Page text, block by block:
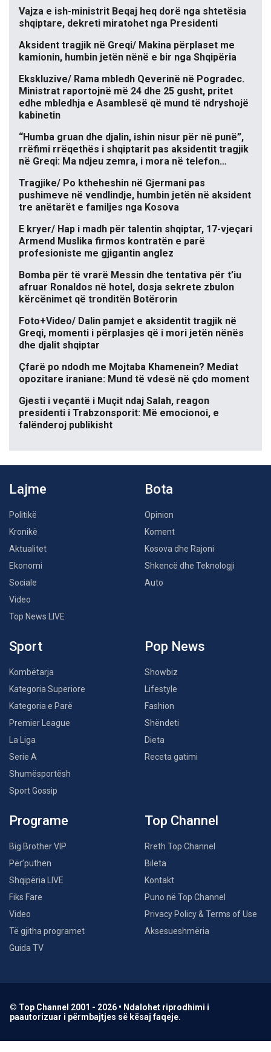
Vajza e ish-ministrit Beqaj heq dorë nga shtetësia
shqiptare, dekreti miratohet nga Presidenti
Aksident tragjik në Greqi/ Makina përplaset me
kamionin, humbin jetën nënë e bir nga Shqipëria
Ekskluzive/ Rama mbledh Qeverinë në Pogradec.
Ministrat raportojnë më 24 dhe 25 gusht, pritet
edhe mbledhja e Asamblesë që mund të ndryshojë
kabinetin
“Humba gruan dhe djalin, ishin nisur për në punë”,
rrëfimi rrëqethës i shqiptarit pas aksidentit tragjik
në Greqi: Ma ndjeu zemra, i mora në telefon…
Tragjike/ Po ktheheshin në Gjermani pas
pushimeve në vendlindje, humbin jetën në aksident
tre anëtarët e familjes nga Kosova
E kryer/ Hap i madh për talentin shqiptar, 17-vjeçari
Armend Muslika firmos kontratën e parë
profesioniste me gjigantin anglez
Bomba për të vrarë Messin dhe tentativa për t’iu
afruar Ronaldos në hotel, dosja sekrete zbulon
kërcënimet që tronditën Botërorin
Foto+Video/ Dalin pamjet e aksidentit tragjik në
Greqi, momenti i përplasjes që i mori jetën nënës
dhe djalit shqiptar
Çfarë po ndodh me Mojtaba Khamenein? Mediat
opozitare iraniane: Mund të vdesë në çdo moment
Gjesti i veçantë i Muçit ndaj Salah, reagon
presidenti i Trabzonsporit: Më emocionoi, e
falënderoj publikisht
Lajme
Politikë
Kronikë
Aktualitet
Ekonomi
Sociale
Video
Top News LIVE
Bota
Opinion
Koment
Kosova dhe Rajoni
Shkencë dhe Teknologji
Auto
Sport
Kombëtarja
Kategoria Superiore
Kategoria e Parë
Premier League
La Liga
Serie A
Shumësportësh
Sport Gossip
Pop News
Showbiz
Lifestyle
Fashion
Shëndeti
Dieta
Receta gatimi
Programe
Big Brother VIP
Për’puthen
Shqipëria LIVE
Fiks Fare
Video
Të gjitha programet
Guida TV
Top Channel
Rreth Top Channel
Bileta
Kontakt
Puno në Top Channel
Privacy Policy & Terms of Use
Aksesueshmëria
© Top Channel 2001 - 2026 • Ndalohet riprodhimi i
paautorizuar i përmbajtjes së kësaj faqeje.